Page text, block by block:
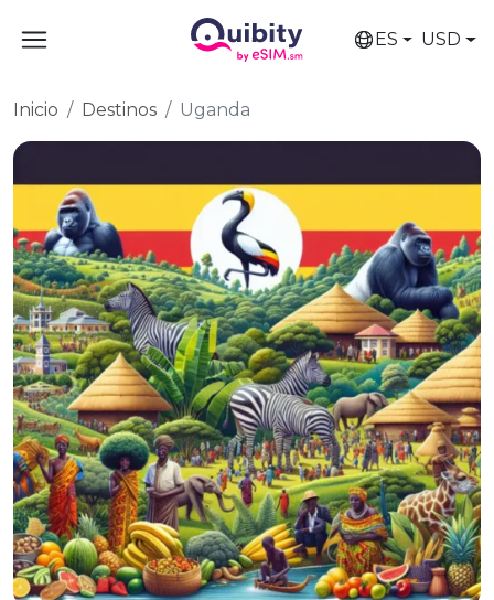
ES USD
Inicio Destinos Uganda